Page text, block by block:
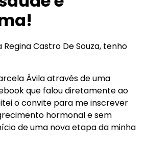
Castro De Souza, tenho
Ávila através de uma
que falou diretamente ao
o convite para me inscrever
hormonal e sem
de uma nova etapa da minha